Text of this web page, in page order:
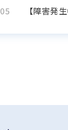
【障害発